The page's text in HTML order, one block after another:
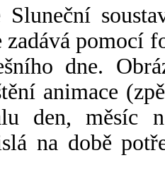
Sluneční
zadává pomocí
dne.
animace
den, měsíc
na době